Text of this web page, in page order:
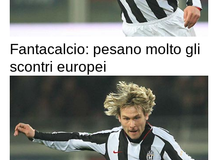
Fantacalcio: pesano molto gli
scontri europei